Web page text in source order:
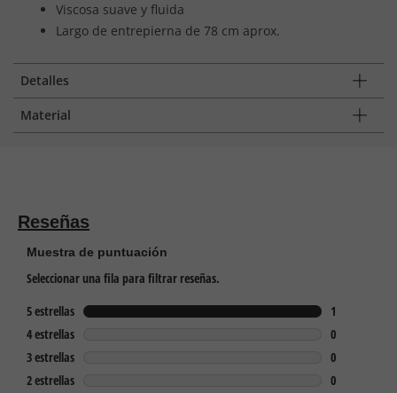
Viscosa suave y fluida
Largo de entrepierna de 78 cm aprox.
Detalles
Material